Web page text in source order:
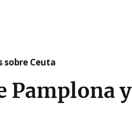
sobre Ceuta
Pamplona y